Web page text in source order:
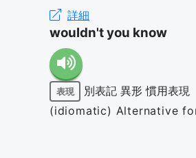
詳細
wouldn't you know
表現 別表記 異形 慣用表現
(idiomatic) Alternative